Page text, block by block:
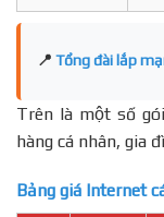
📍 Tổng đài lắp
Trên là một số
hàng cá nhân, gia
Bảng giá Internet